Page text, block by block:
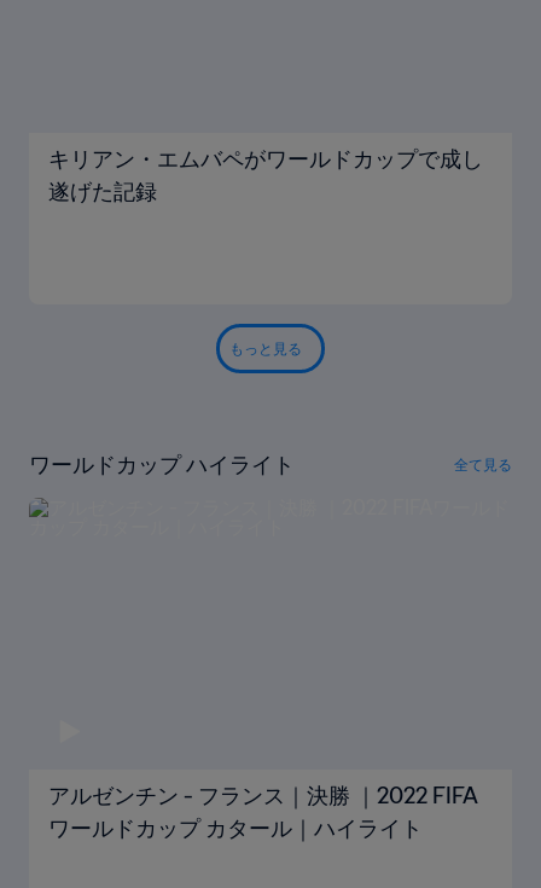
キリアン・エムバペがワールドカップで成し
遂げた記録
もっと見る
ワールドカップ ハイライト 全て見る
アルゼンチン - フランス｜決勝 ｜2022 FIFA
ワールドカップ カタール｜ハイライト